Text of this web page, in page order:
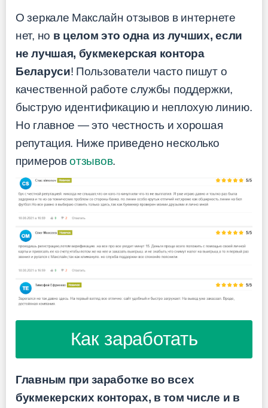
О зеркале Макслайн отзывов в интернете
нет, но в целом это одна из лучших, если
не лучшая, букмекерская контора
Беларуси! Пользователи часто пишут о
качественной работе службы поддержки,
быструю идентификацию и неплохую линию.
Но главное — это честность и хорошая
репутация. Ниже приведено несколько
примеровотзывов.
Как заработать
Главным при заработке во всех
букмекерских конторах, в том числе и в